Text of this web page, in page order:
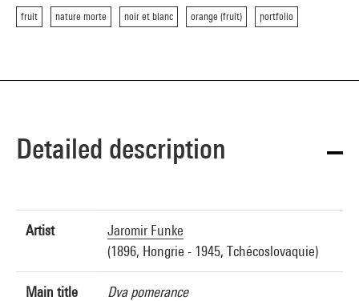
fruit nature morte noir et blanc orange (fruit) portfolio
Detailed description
Artist
Jaromir Funke
(1896, Hongrie - 1945, Tchécoslovaquie)
Main title
Dva pomerance